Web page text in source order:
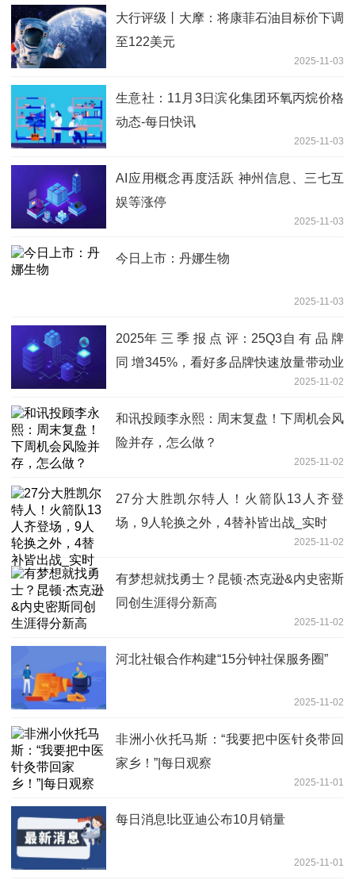
大行评级丨大摩：将康菲石油目标价下调
至122美元
2025-11-03
生意社：11月3日滨化集团环氧丙烷价格
动态-每日快讯
2025-11-03
AI应用概念再度活跃 神州信息、三七互
娱等涨停
2025-11-03
今日上市：丹娜生物
2025-11-03
2025年 三 季 报 点 评：25Q3自 有 品 牌
同 增345%，看好多品牌快速放量带动业
2025-11-02
和讯投顾李永熙：周末复盘！下周机会风
险并存，怎么做？
2025-11-02
27分大胜凯尔特人！火箭队13人齐登
场，9人轮换之外，4替补皆出战_实时
2025-11-02
有梦想就找勇士？昆顿·杰克逊&内史密斯
同创生涯得分新高
2025-11-02
河北社银合作构建“15分钟社保服务圈”
2025-11-02
非洲小伙托马斯：“我要把中医针灸带回
家乡！”|每日观察
2025-11-01
每日消息!比亚迪公布10月销量
2025-11-01